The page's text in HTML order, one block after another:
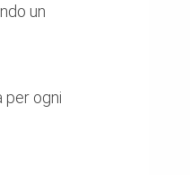
un
per ogni